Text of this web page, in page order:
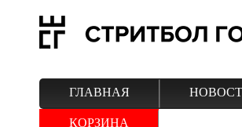
ГЛАВНАЯ
КОРЗИНА